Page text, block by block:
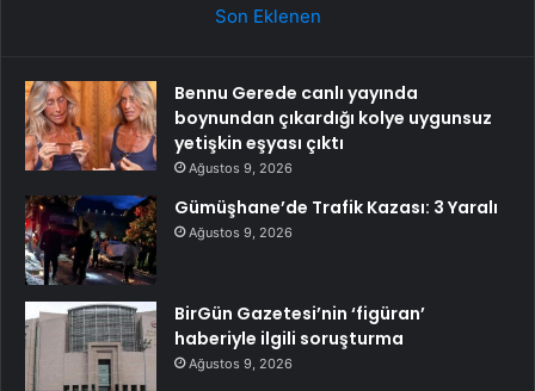
Son Eklenen
Bennu Gerede canlı yayında
boynundan çıkardığı kolye uygunsuz
yetişkin eşyası çıktı
Ağustos 9, 2026
Gümüşhane’de Trafik Kazası: 3 Yaralı
Ağustos 9, 2026
BirGün Gazetesi’nin ‘figüran’
haberiyle ilgili soruşturma
Ağustos 9, 2026